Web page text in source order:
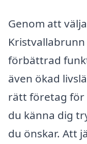
Genom att
förbättrad
även ökad
rätt företag för
du känna dig
du önskar. Att